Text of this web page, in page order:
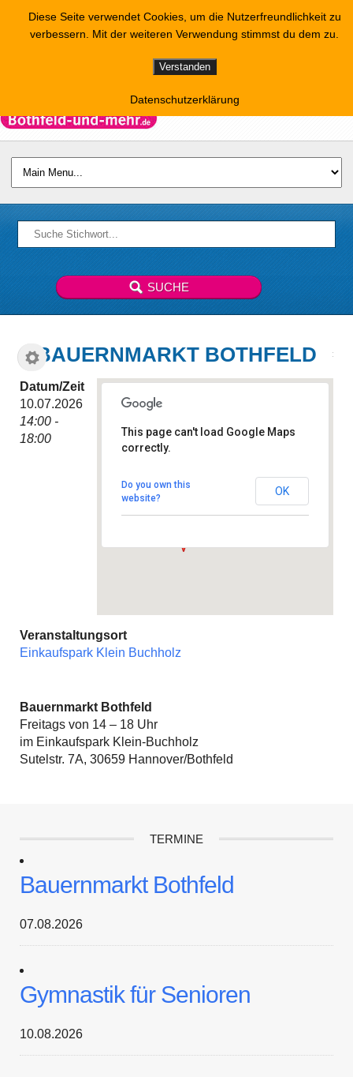
BAUERNMARKT BOTHFELD
Hannover
Veranstaltungen
This page can't load Google Maps
correctly.
Do you own this
website?
OK
Datum/Zeit
10.07.2026
14:00 -
18:00
Veranstaltungsort
Einkaufspark Klein Buchholz
Bauernmarkt Bothfeld
Freitags von 14 – 18 Uhr
im Einkaufspark Klein-Buchholz
Sutelstr. 7A, 30659 Hannover/Bothfeld
TERMINE
Bauernmarkt Bothfeld
07.08.2026
Gymnastik für Senioren
10.08.2026
Diese Seite verwendet Cookies, um die Nutzerfreundlichkeit zu
verbessern. Mit der weiteren Verwendung stimmst du dem zu.
Verstanden
Datenschutzerklärung